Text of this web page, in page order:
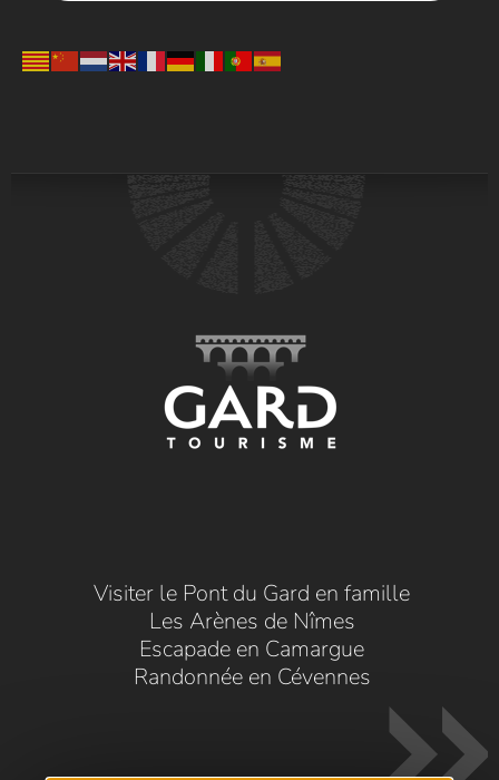
Visiter le Pont du Gard en famille
Les Arènes de Nîmes
Escapade en Camargue
Randonnée en Cévennes